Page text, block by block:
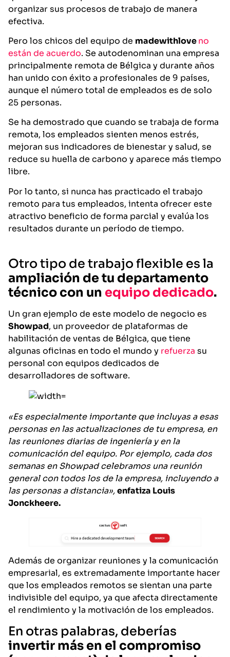
organizar sus procesos de trabajo de manera
efectiva.
Pero los chicos del equipo de madewithloveno
están de acuerdo. Se autodenominan una empresa
principalmente remota de Bélgica y durante años
han unido con éxito a profesionales de 9 países,
aunque el número total de empleados es de solo
25 personas.
Se ha demostrado que cuando se trabaja de forma
remota, los empleados sienten menos estrés,
mejoran sus indicadores de bienestar y salud, se
reduce su huella de carbono y aparece más tiempo
libre.
Por lo tanto, si nunca has practicado el trabajo
remoto para tus empleados, intenta ofrecer este
atractivo beneficio de forma parcial y evalúa los
resultados durante un período de tiempo.
Otro tipo de trabajo flexible es la
ampliación de tu departamento
técnico con un equipo dedicado.
Un gran ejemplo de este modelo de negocio es
Showpad, un proveedor de plataformas de
habilitación de ventas de Bélgica, que tiene
algunas oficinas en todo el mundo y refuerza su
personal con equipos dedicados de
desarrolladores de software.
«Es especialmente importante que incluyas a esas
personas en las actualizaciones de tu empresa, en
las reuniones diarias de ingeniería y en la
comunicación del equipo. Por ejemplo, cada dos
semanas en Showpad celebramos una reunión
general con todos los de la empresa, incluyendo a
las personas a distancia»,enfatiza Louis
Jonckheere.
Además de organizar reuniones y la comunicación
empresarial, es extremadamente importante hacer
que los empleados remotos se sientan una parte
indivisible del equipo, ya que afecta directamente
el rendimiento y la motivación de los empleados.
En otras palabras, deberías
invertir más en el compromiso